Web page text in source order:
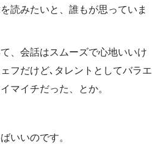
読みたいと、誰もが思っていま
、会話はスムーズで心地いいけ
フだけど､タレントとしてバラエ
マイチだった、とか。
いいのです。